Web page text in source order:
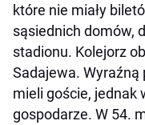
które nie miały
sąsiednich domów,
stadionu. Kolejorz
Sadajewa. Wyraźną
mieli goście, jednak
gospodarze. W 54.